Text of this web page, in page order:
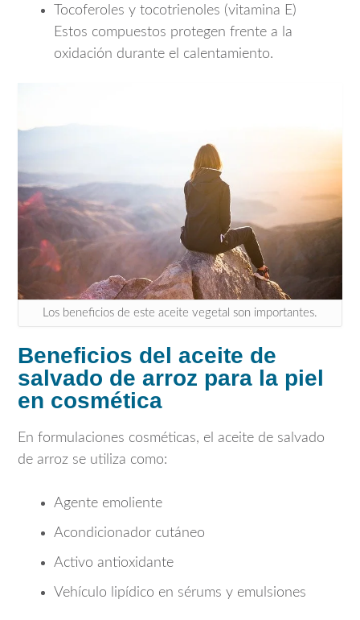
Tocoferoles y tocotrienoles (vitamina E)
Estos compuestos protegen frente a la
oxidación durante el calentamiento.
Los beneficios de este aceite vegetal son importantes.
Beneficios del aceite de
salvado de arroz para la piel
en cosmética
En formulaciones cosméticas, el aceite de salvado
de arroz se utiliza como:
Agente emoliente
Acondicionador cutáneo
Activo antioxidante
Vehículo lipídico en sérums y emulsiones